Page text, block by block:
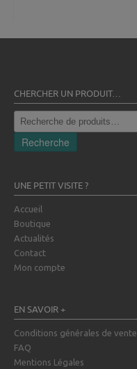
CHERCHER UN PRODUIT…
Recherche
pour :
Recherche
UNE PETIT VISITE ?
Accueil
Boutique
Actualités
Contact
Mon compte
EN SAVOIR +
Conditions générales de vente
FAQ
Mentions Légales